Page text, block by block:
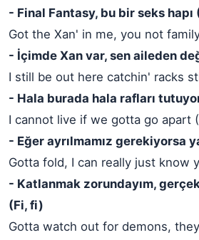
- Final Fantasy, bu bir seks hapı
Got the Xan' in me, you not
- İçimde Xan var, sen aileden
I still be out here catchin' racks
- Hala burada hala rafları
I cannot live if we gotta go apart
- Eğer ayrılmamız gerekiyorsa
Gotta fold, I can really just know
- Katlanmak zorundayım,
(Fi, fi)
Gotta watch out for demons,